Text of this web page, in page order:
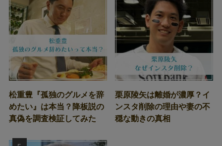
松重豊『孤独のグルメを辞
めたい』は本当？降板説の
真偽を調査検証してみた
栗原陵矢は離婚が濃厚？イ
ンスタ削除の理由や妻の不
穏な動きの真相